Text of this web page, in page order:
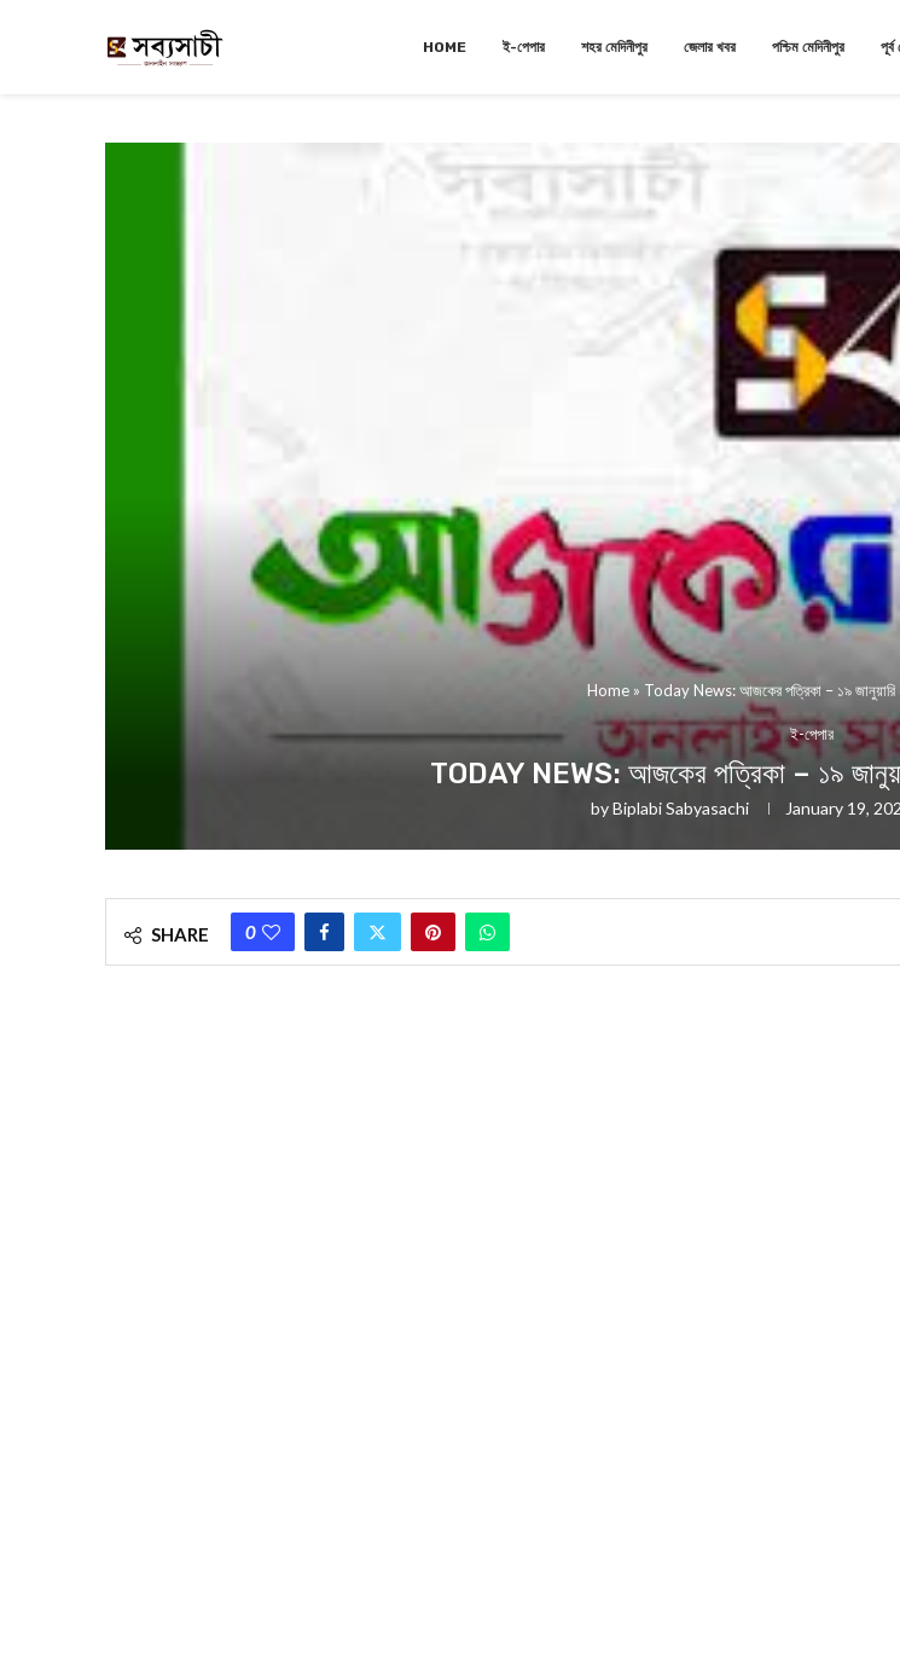
HOME ই-পেপার শহর মেদিনীপুর জেলার খবর পশ্চিম মেদিনীপুর পূর্ব
Home» Today News: আজকের পত্রিকা – ১৯ জানুয়ারি
ই-পেপার
TODAY NEWS: আজকের পত্রিকা – ১৯
byBiplabi Sabyasachi January 19,
SHARE 0